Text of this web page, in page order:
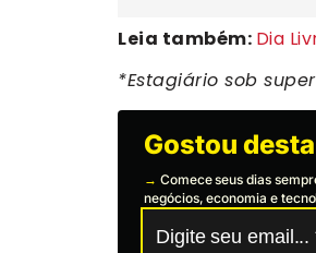
Leia também: Dia
*Estagiário sob
Gostou
→ Comece seus dias
negócios, economia e